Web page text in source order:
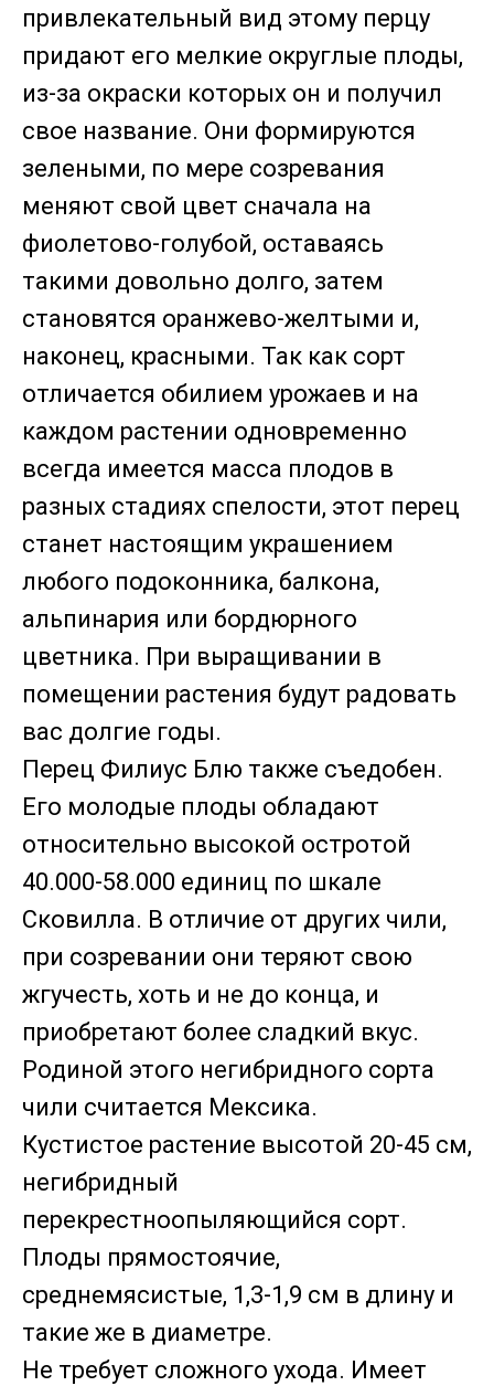
привлекательный вид этому перцу
придают его мелкие округлые плоды,
из-за окраски которых он и получил
свое название. Они формируются
зелеными, по мере созревания
меняют свой цвет сначала на
фиолетово-голубой, оставаясь
такими довольно долго, затем
становятся оранжево-желтыми и,
наконец, красными. Так как сорт
отличается обилием урожаев и на
каждом растении одновременно
всегда имеется масса плодов в
разных стадиях спелости, этот перец
станет настоящим украшением
любого подоконника, балкона,
альпинария или бордюрного
цветника. При выращивании в
помещении растения будут радовать
вас долгие годы.
Перец Филиус Блю также съедобен.
Его молодые плоды обладают
относительно высокой остротой
40.000-58.000 единиц по шкале
Сковилла. В отличие от других чили,
при созревании они теряют свою
жгучесть, хоть и не до конца, и
приобретают более сладкий вкус.
Родиной этого негибридного сорта
чили считается Мексика.
Кустистое растение высотой 20-45 см,
негибридный
перекрестноопыляющийся сорт.
Плоды прямостоячие,
среднемясистые, 1,3-1,9 см в длину и
такие же в диаметре.
Не требует сложного ухода. Имеет